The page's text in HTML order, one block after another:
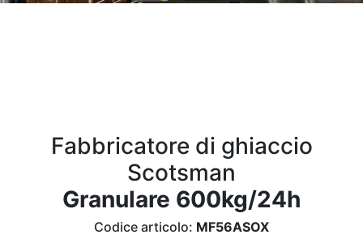
Fabbricatore di ghiaccio
Scotsman
Granulare 600kg/24h
Codice articolo: MF56ASOX